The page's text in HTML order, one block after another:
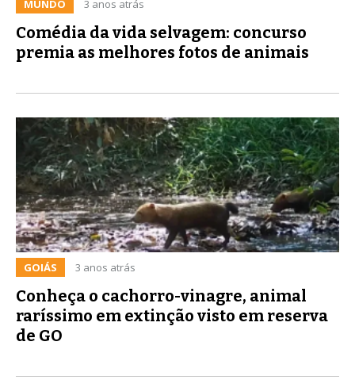
MUNDO 3 anos atrás
Comédia da vida selvagem: concurso
premia as melhores fotos de animais
GOIÁS 3 anos atrás
Conheça o cachorro-vinagre, animal
raríssimo em extinção visto em reserva
de GO